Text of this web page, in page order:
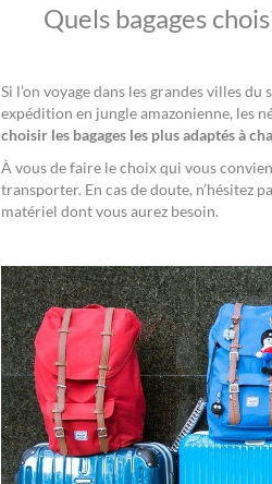
Quels bagages
Si l’on voyage dans les grandes villes
expédition en jungle amazonienne, les
choisir les bagages les plus adaptés à
À vous de faire le choix qui vous
transporter. En cas de doute, n’hésitez
matériel dont vous aurez besoin.